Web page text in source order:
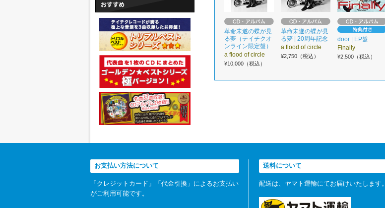
革命未遂の蝶が見
る夢（テイチクオ
ンライン限定盤）
a flood of circle
¥10,000（税込）
革命未遂の蝶が見
る夢 | 20周年記念
a flood of circle
¥2,750（税込）
door | EP盤
Finally
¥2,500（税込）
お支払い方法について
「クレジットカード」「代金引換」によるお支払い
がご利用可能です。
送料について
配送は、ヤマト運輸にてお届けいたします。